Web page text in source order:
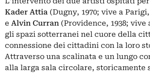
Kader Attia (Dugny, 1970; vive a
e Alvin Curran (Providence, 1938; vive
gli spazi sotterranei nel cuore della
connessione dei cittadini con la loro
Attraverso una scalinata e un lungo
alla larga sala circolare, storicamente